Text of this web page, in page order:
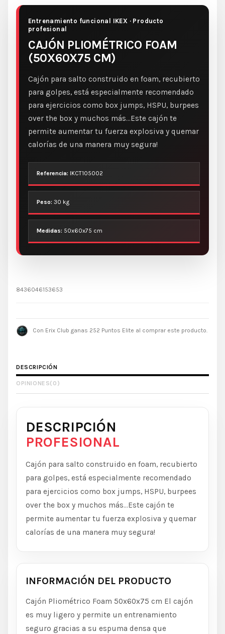
Entrenamiento funcional IKEX · Producto
profesional
CAJÓN PLIOMÉTRICO FOAM
(50X60X75 CM)
Cajón para salto construido en foam, recubierto
para golpes, está especialmente recomendado
para ejercicios como box jumps, HSPU, burpees
over the box y muchos más...Este cajón te
permite aumentar tu fuerza explosiva y quemar
calorías de una manera muy segura!
Referencia: IKCT105002
Peso: 30 kg
Medidas: 50x60x75 cm
8436046153653
Con Erix Club ganas 252 Puntos Elite al comprar este producto.
DESCRIPCIÓN
OPINIONES(0)
DESCRIPCIÓN
PROFESIONAL
Cajón para salto construido en foam, recubierto
para golpes, está especialmente recomendado
para ejercicios como box jumps, HSPU, burpees
over the box y muchos más...Este cajón te
permite aumentar tu fuerza explosiva y quemar
calorías de una manera muy segura!
INFORMACIÓN DEL PRODUCTO
Cajón Pliométrico Foam 50x60x75 cm El cajón
es muy ligero y permite un entrenamiento
seguro gracias a su espuma densa que